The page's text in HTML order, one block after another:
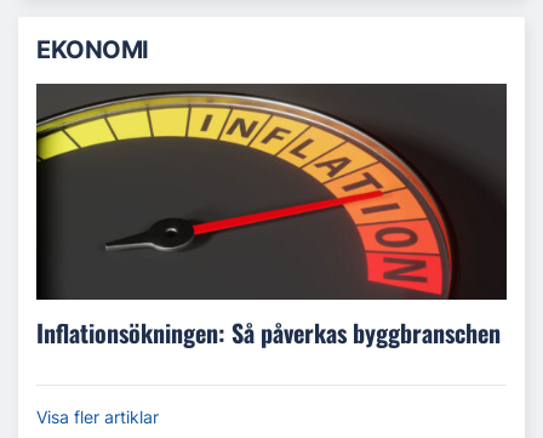
EKONOMI
Inflationsökningen: Så påverkas byggbranschen
Visa fler artiklar